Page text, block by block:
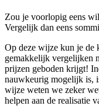
Zou je voorlopig eens
Vergelijk dan eens
Op deze wijze kun je de
gemakkelijk vergelijken
prijzen geboden krijgt!
nauwkeurig mogelijk is,
wijze weten we zeker
helpen aan de realisatie